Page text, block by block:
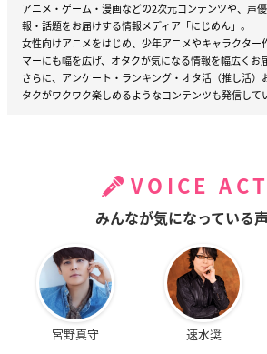
アニメ・ゲーム・漫画などの2次元コンテンツや、声
報・話題をお届けする情報メディア「にじめん」。
女性向けアニメをはじめ、少年アニメやキャラクター
マーにも幅を広げ、オタクが気になる情報を幅広くお
さらに、アンケート・ランキング・オタ活（推し活）
タクがワクワク楽しめるようなコンテンツも発信して
VOICE
みんなが気になっている
宮野真守 速水奨